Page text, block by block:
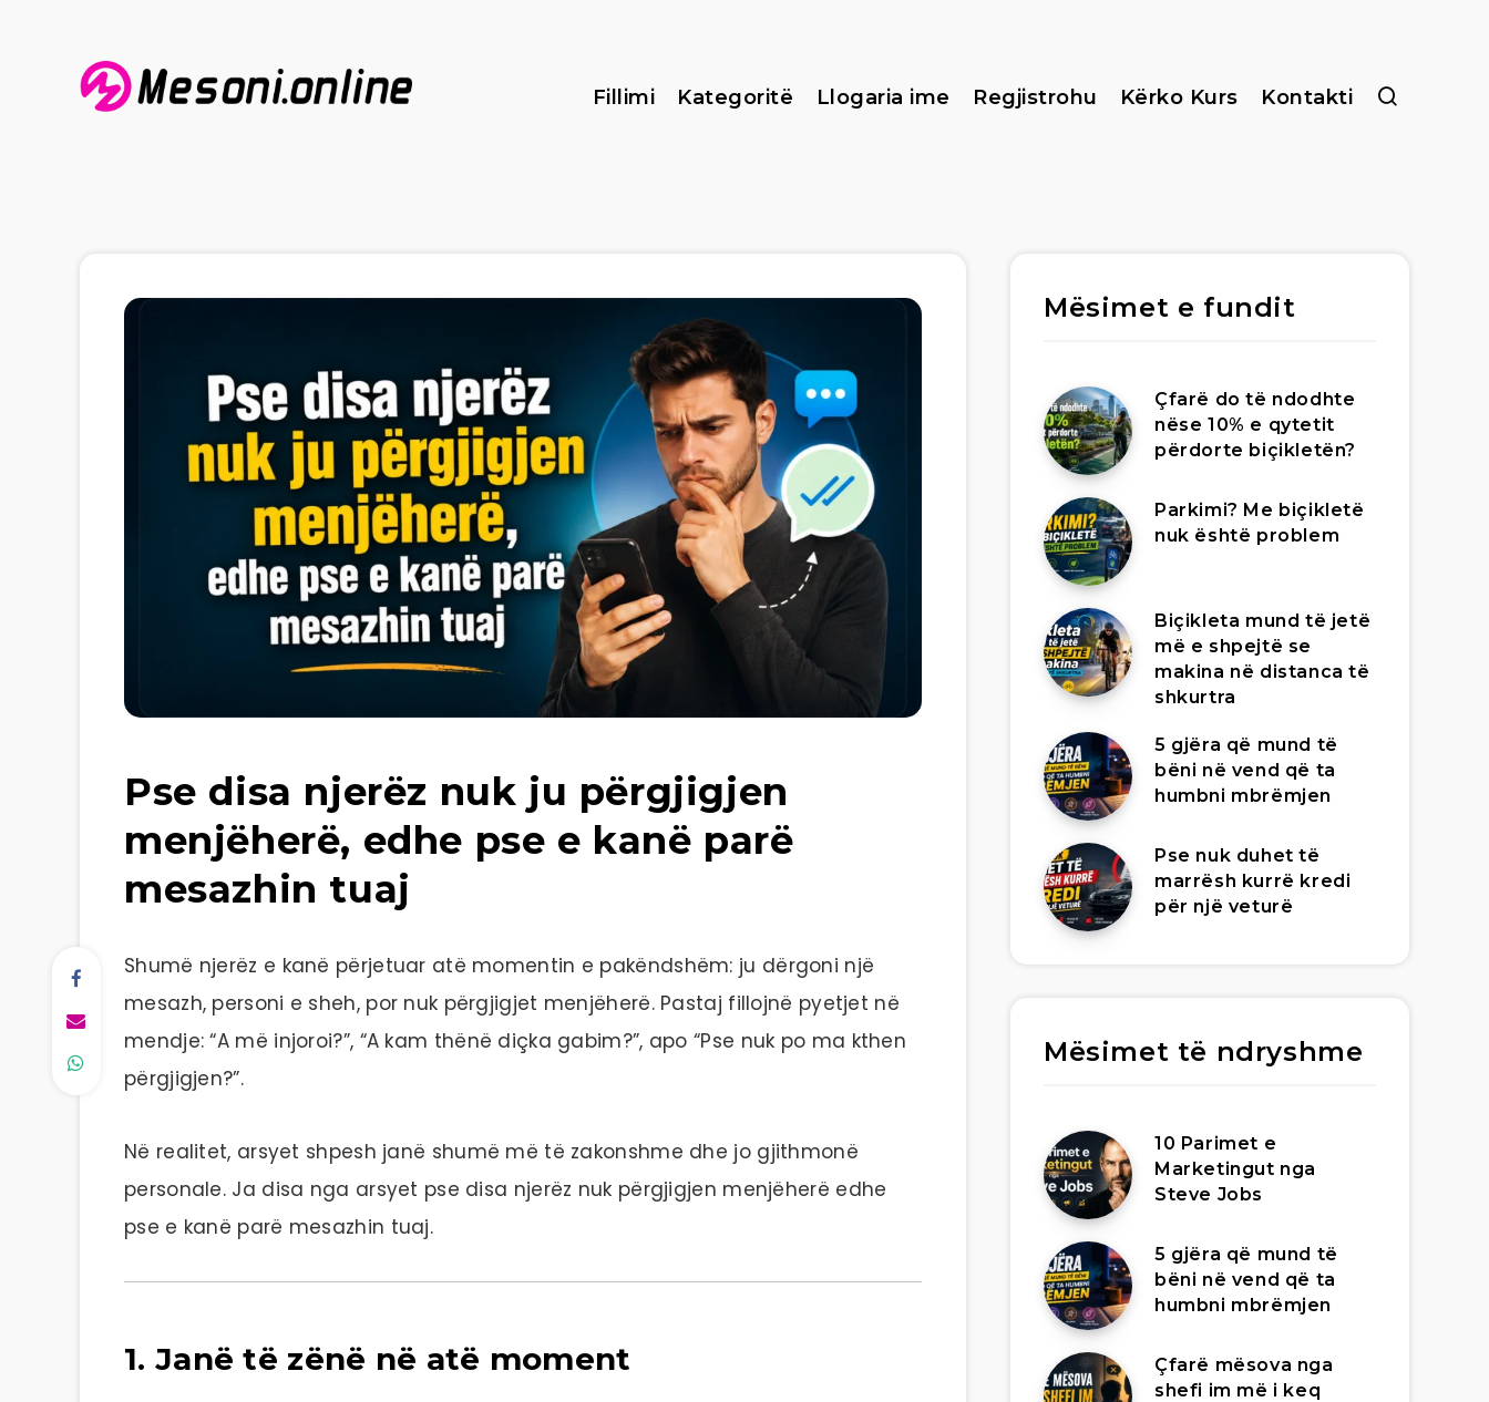
Fillimi Kategoritë Llogaria ime Regjistrohu Kërko Kurs Kontakti
Pse disa njerëz nuk ju përgjigjen
menjëherë, edhe pse e kanë parë
mesazhin tuaj
Shumë njerëz e kanë përjetuar atë momentin e pakëndshëm: ju dërgoni një
mesazh, personi e sheh, por nuk përgjigjet menjëherë. Pastaj fillojnë pyetjet në
mendje: “A më injoroi?”, “A kam thënë diçka gabim?”, apo “Pse nuk po ma kthen
përgjigjen?”.
Në realitet, arsyet shpesh janë shumë më të zakonshme dhe jo gjithmonë
personale. Ja disa nga arsyet pse disa njerëz nuk përgjigjen menjëherë edhe
pse e kanë parë mesazhin tuaj.
1. Janë të zënë në atë moment
Mësimet e fundit
Çfarë do të ndodhte
nëse 10% e qytetit
përdorte biçikletën?
Parkimi? Me biçikletë
nuk është problem
Biçikleta mund të jetë
më e shpejtë se
makina në distanca të
shkurtra
5 gjëra që mund të
bëni në vend që ta
humbni mbrëmjen
Pse nuk duhet të
marrësh kurrë kredi
për një veturë
Mësimet të ndryshme
10 Parimet e
Marketingut nga
Steve Jobs
5 gjëra që mund të
bëni në vend që ta
humbni mbrëmjen
Çfarë mësova nga
shefi im më i keq